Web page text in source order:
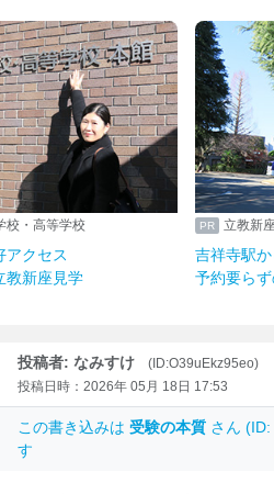
校・高等学校
アクセス
教新座見学
立教新
吉祥寺駅
予約要ら
投稿者: なみすけ
(ID:O39uEkz95eo)
投稿日時：2026年 05月 18日 17:53
この書き込みは 受験の本質 さん
す